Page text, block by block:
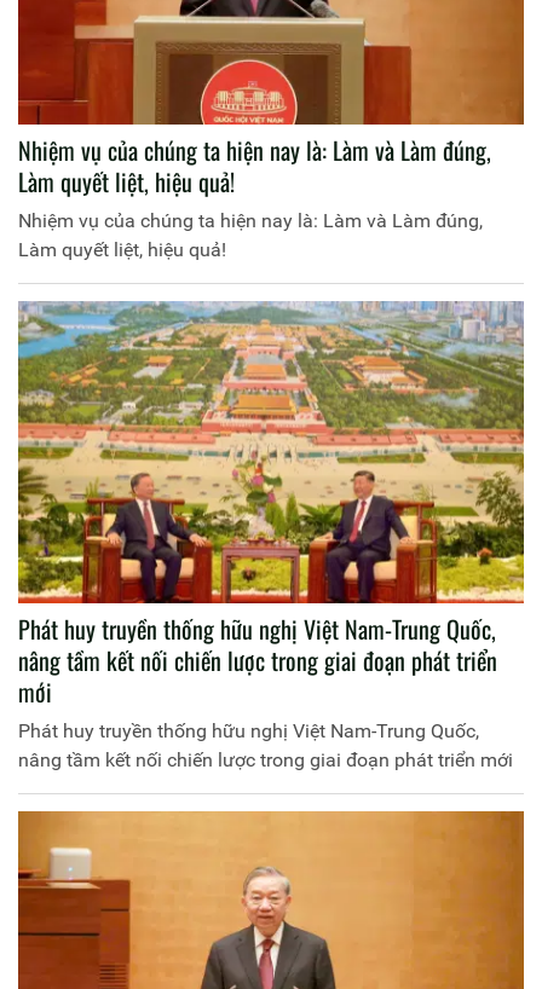
Nhiệm vụ của chúng ta hiện nay là: Làm và Làm đúng,
Làm quyết liệt, hiệu quả!
Nhiệm vụ của chúng ta hiện nay là: Làm và Làm đúng,
Làm quyết liệt, hiệu quả!
Phát huy truyền thống hữu nghị Việt Nam-Trung Quốc,
nâng tầm kết nối chiến lược trong giai đoạn phát triển
mới
Phát huy truyền thống hữu nghị Việt Nam-Trung Quốc,
nâng tầm kết nối chiến lược trong giai đoạn phát triển mới